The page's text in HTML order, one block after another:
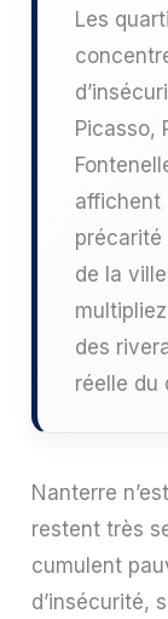
Les
Picasso,
affichent
précarité
de la
des
réelle du
Nanterre
restent très
cumulent
d’insécurité,